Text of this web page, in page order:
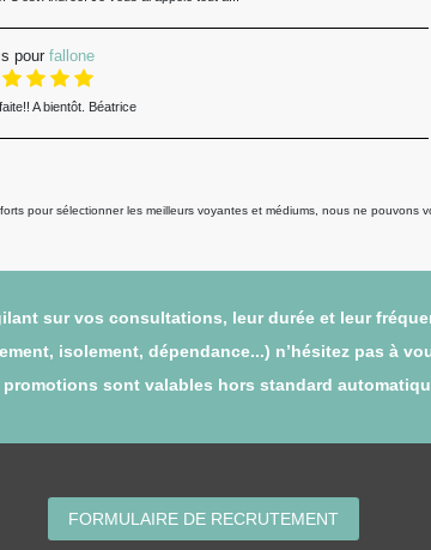
pour fallone
A bientôt. Béatrice
pour sélectionner les meilleurs voyantes et médiums, nous ne pouvons
sur vos consultations, leur durée et leur
isolement, dépendance...) n’hésitez pas à
promotions sont valables hors standard
FORMULAIRE DE RECRUTEMENT